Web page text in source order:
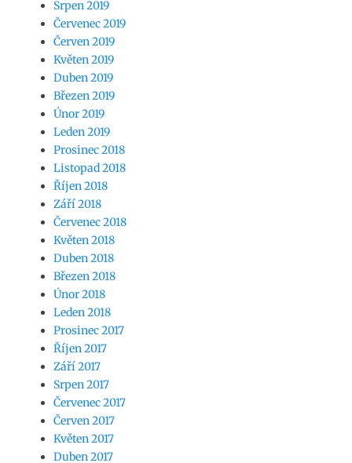
Srpen 2019
Červenec 2019
Červen 2019
Květen 2019
Duben 2019
Březen 2019
Únor 2019
Leden 2019
Prosinec 2018
Listopad 2018
Říjen 2018
Září 2018
Červenec 2018
Květen 2018
Duben 2018
Březen 2018
Únor 2018
Leden 2018
Prosinec 2017
Říjen 2017
Září 2017
Srpen 2017
Červenec 2017
Červen 2017
Květen 2017
Duben 2017